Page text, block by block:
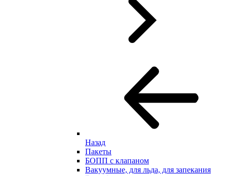
Назад
Пакеты
БОПП с клапаном
Вакуумные, для льда, для запекания